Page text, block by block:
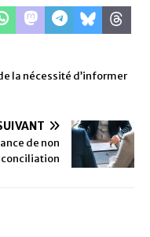
la nécessité d’informer
de non
conciliation